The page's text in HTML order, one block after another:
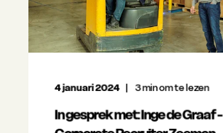
4 januari 2024 3min om te lezen
In gesprek met: Inge de Graaf -